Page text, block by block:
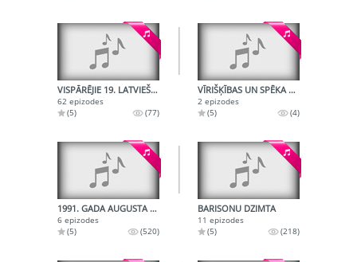
VISPĀRĒJIE 19. LATVIEŠU DZIESMU SVĒTKI - 1985. TAUTAS KORU SKATES FINĀLS
62 epizodes
(5)
(77)
VĪRIŠĶĪBAS UN SPĒKA MĀKSLA
2 epizodes
(5)
(4)
1991. GADA AUGUSTA NOTIKUMI PAGRĪDES RADIO UN LATVIJAS RADIO ZIŅĀS
6 epizodes
(5)
(520)
BARISONU DZIMTA
11 epizodes
(5)
(218)